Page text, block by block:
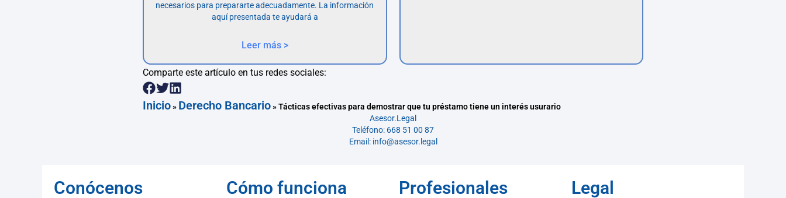
necesarios para prepararte adecuadamente. La información
aquí presentada te ayudará a
Leer más >
Comparte este artículo en tus redes sociales:
Inicio» Derecho Bancario»Tácticas efectivas para demostrar que tu préstamo tiene un interés usurario
Asesor.Legal
Teléfono: 668 51 00 87
Email: info@asesor.legal
Conócenos Cómo funciona Profesionales Legal